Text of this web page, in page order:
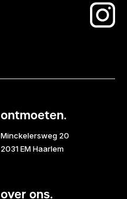
ontmoeten.
Minckelersweg 20
2031 EM Haarlem
over ons.